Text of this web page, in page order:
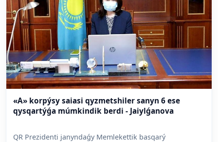
«A» korpýsy saiasi qyzmetshiler sanyn 6 ese
qysqartýǵa múmkindik berdi - Jaiylǵanova
QR Prezidenti janyndaǵy Memlekettik basqarý